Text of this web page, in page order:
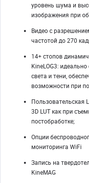
уровень шума и
изображения при
Видео с
частотой до 270
14+ стопов
KineLOG3:
света и тени,
возможности при
Пользовательская
3D LUT как при
постобработке;
Опции
мониторинга WiFi
Запись на
KineMAG